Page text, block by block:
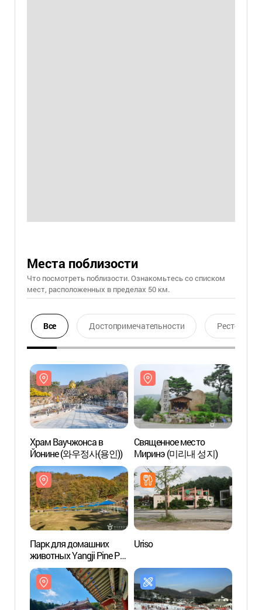
Места поблизости
Что посмотреть поблизости. Ознакомьтесь со списком
мест, расположенных в пределах 50 км.
Все Достопримечательности Ресторан
Храм Ваучжонса в
Йонине (와우정사(용인))
Священное место
Миринэ (미리내 성지)
Парк для домашних
животных Yangji Pine Pet
Park (양지파인펫파크)
Uriso